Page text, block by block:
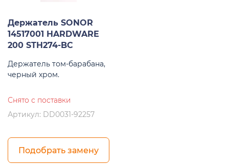
Держатель SONOR
14517001 HARDWARE
200 STH274-BC
Держатель том-барабана,
черный хром.
Снято с поставки
Артикул: DD0031-92257
Подобрать замену